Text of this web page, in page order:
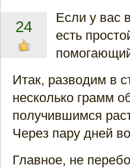
24
Если у вас
есть
Итак, разводим в
несколько грамм
получившимся
Через пару дней
Главное, не